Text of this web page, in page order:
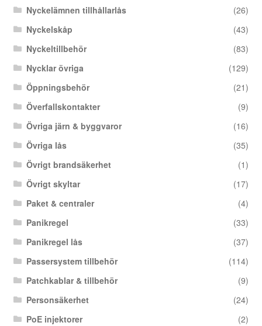
Nyckelämnen tillhållarlås
(26)
Nyckelskåp
(43)
Nyckeltillbehör
(83)
Nycklar övriga
(129)
Öppningsbehör
(21)
Överfallskontakter
(9)
Övriga järn & byggvaror
(16)
Övriga lås
(35)
Övrigt brandsäkerhet
(1)
Övrigt skyltar
(17)
Paket & centraler
(4)
Panikregel
(33)
Panikregel lås
(37)
Passersystem tillbehör
(114)
Patchkablar & tillbehör
(9)
Personsäkerhet
(24)
PoE injektorer
(2)